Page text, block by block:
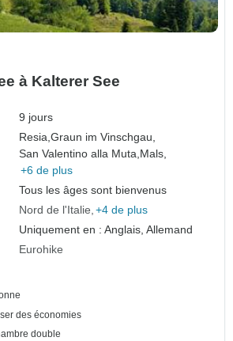
à Kalterer See
9 jours
Resia,Graun im Vinschgau,
San Valentino alla Muta, Mals,
+6 de plus
Tous les âges sont bienvenus
Nord de l'Italie +4 de plus
Uniquement en : Anglais, Allemand
Eurohike
des économies
double